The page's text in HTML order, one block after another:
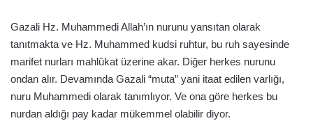
Gazali Hz. Muhammedi Allah’ın nurunu yansıtan olarak
tanıtmakta ve Hz. Muhammed kudsi ruhtur, bu ruh sayesinde
marifet nurları mahlûkat üzerine akar. Diğer herkes nurunu
ondan alır. Devamında Gazali “muta” yani itaat edilen varlığı,
nuru Muhammedi olarak tanımlıyor. Ve ona göre herkes bu
nurdan aldığı pay kadar mükemmel olabilir diyor.